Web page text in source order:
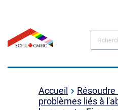
Accueil
problèmes liés à